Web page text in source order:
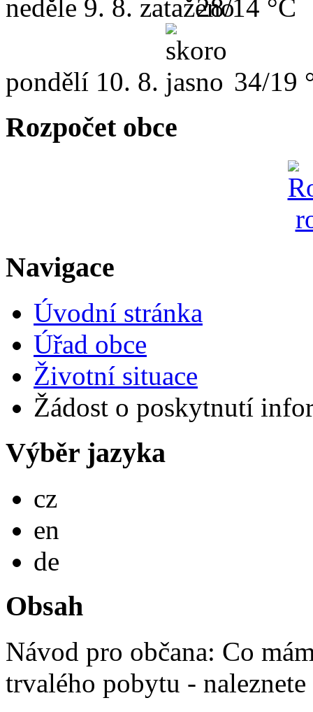
neděle 9. 8. 28/14 °C
pondělí 10. 8. 34/19
Rozpočet obce
Navigace
Úvodní stránka
Úřad obce
Životní situace
Žádost o poskytnutí
Výběr jazyka
cz
en
de
Obsah
Návod pro občana: Co
trvalého pobytu - naleznete